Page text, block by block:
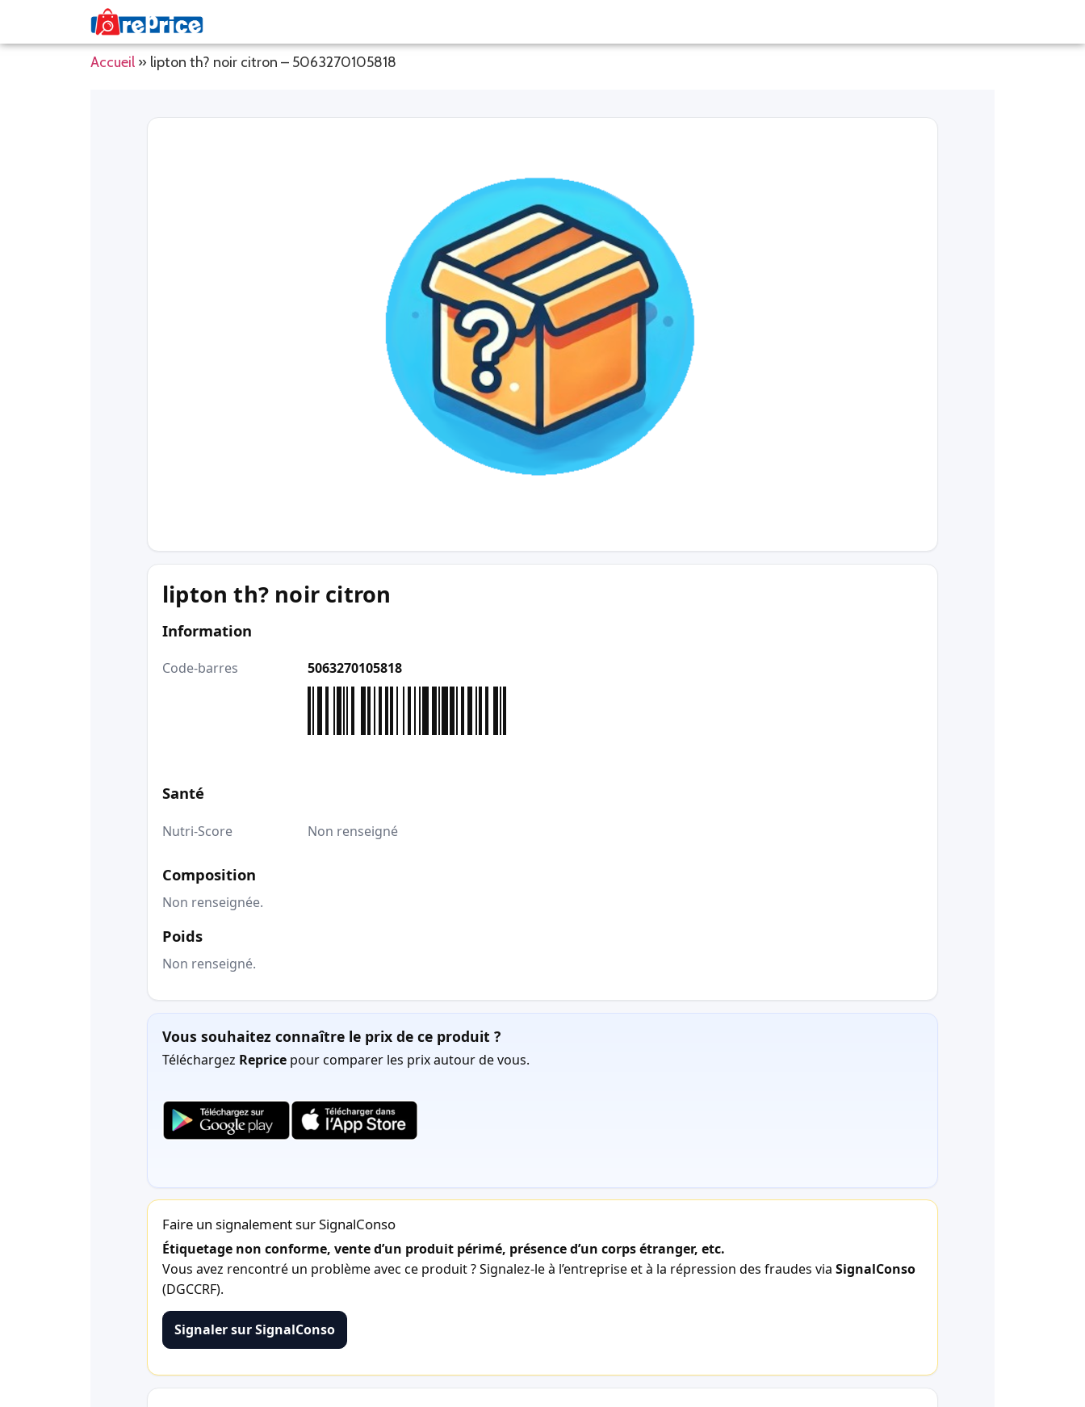
Accueil » lipton th? noir citron – 5063270105818
lipton th? noir citron
Information
Code-barres 5063270105818
Santé
Nutri-Score Non renseigné
Composition
Non renseignée.
Poids
Non renseigné.
Vous souhaitez connaître le prix de ce produit ?
Téléchargez Reprice pour comparer les prix autour de vous.
Faire un signalement sur SignalConso
Étiquetage non conforme, vente d’un produit périmé, présence d’un corps étranger, etc.
Vous avez rencontré un problème avec ce produit ? Signalez-le à l’entreprise et à la répression des fraudes via SignalConso
(DGCCRF).
Signaler sur SignalConso